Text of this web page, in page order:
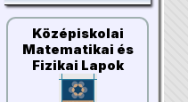
Középiskolai
Matematikai és
Fizikai Lapok